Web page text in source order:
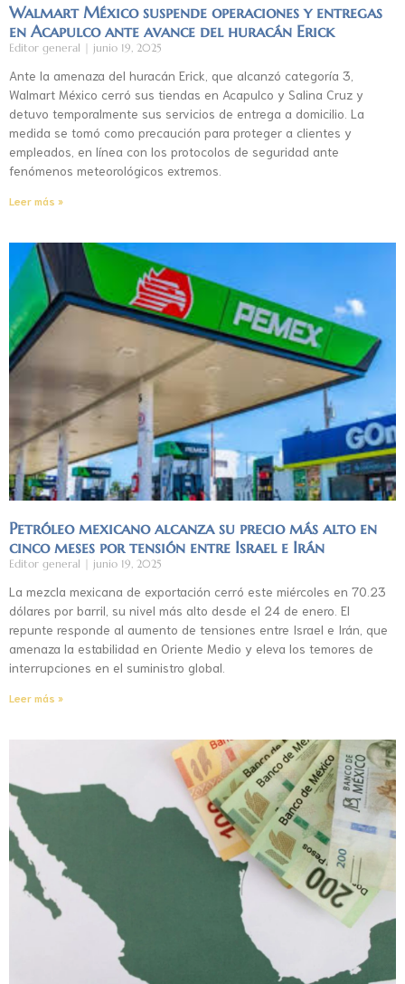
Walmart México suspende operaciones y entregas
en Acapulco ante avance del huracán Erick
Editor general junio 19, 2025
Ante la amenaza del huracán Erick, que alcanzó categoría 3,
Walmart México cerró sus tiendas en Acapulco y Salina Cruz y
detuvo temporalmente sus servicios de entrega a domicilio. La
medida se tomó como precaución para proteger a clientes y
empleados, en línea con los protocolos de seguridad ante
fenómenos meteorológicos extremos.
Leer más »
Petróleo mexicano alcanza su precio más alto en
cinco meses por tensión entre Israel e Irán
Editor general junio 19, 2025
La mezcla mexicana de exportación cerró este miércoles en 70.23
dólares por barril, su nivel más alto desde el 24 de enero. El
repunte responde al aumento de tensiones entre Israel e Irán, que
amenaza la estabilidad en Oriente Medio y eleva los temores de
interrupciones en el suministro global.
Leer más »